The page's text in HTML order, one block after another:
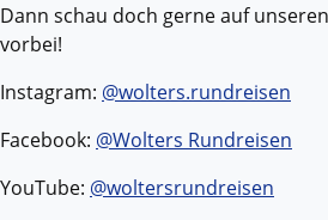
Dann schau doch gerne auf
vorbei!
Instagram: @wolters.rundreisen
Facebook: @Wolters Rundreisen
YouTube: @woltersrundreisen